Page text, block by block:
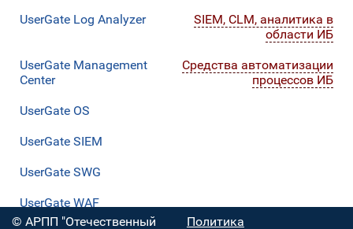
UserGate Log Analyzer
SIEM, CLM, аналитика в
области ИБ
UserGate Management
Center
Средства автоматизации
процессов ИБ
UserGate OS
UserGate SIEM
UserGate SWG
UserGate WAF
© АРПП "Отечественный
Политика